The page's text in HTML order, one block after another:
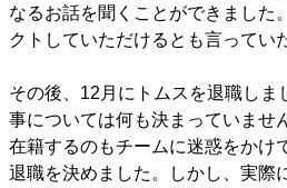
なるお話を聞くことができました
クトしていただけるとも言ってい
その後、12月にトムスを退職しま
事については何も決まっていませ
在籍するのもチームに迷惑をかけ
退職を決めました。しかし、実際